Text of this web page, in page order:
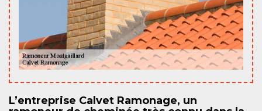
L’entreprise Calvet Ramonage, un